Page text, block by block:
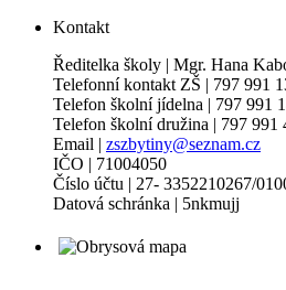
Kontakt
Ředitelka školy | Mgr. Hana
Telefonní kontakt ZŠ | 797 991
Telefon školní jídelna | 797 991
Telefon školní družina | 797 991
Email | zszbytiny@seznam.cz
IČO | 71004050
Číslo účtu | 27- 3352210267/
Datová schránka | 5nkmujj